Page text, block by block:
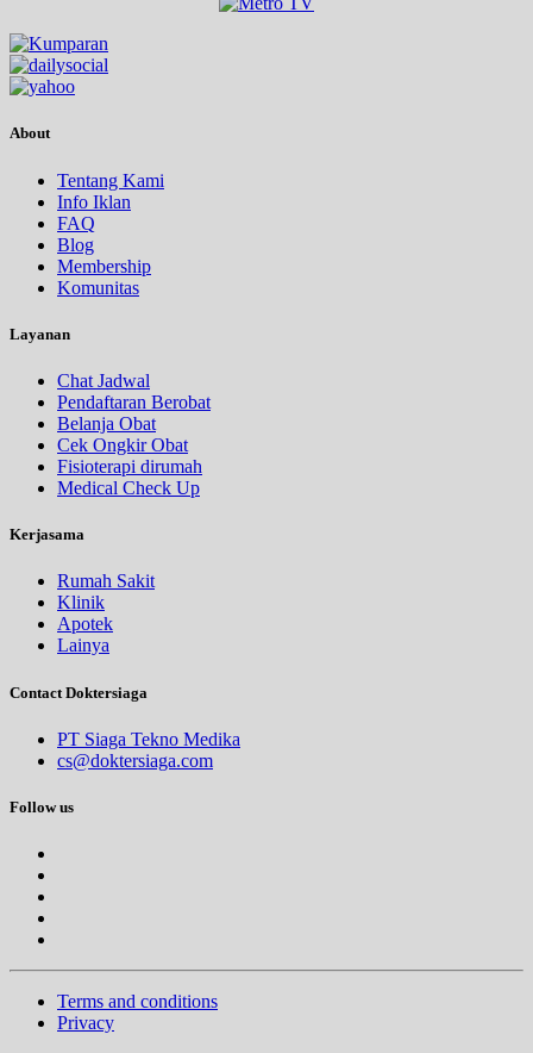
About
Tentang Kami
Info Iklan
FAQ
Blog
Membership
Komunitas
Layanan
Chat Jadwal
Pendaftaran Berobat
Belanja Obat
Cek Ongkir Obat
Fisioterapi dirumah
Medical Check Up
Kerjasama
Rumah Sakit
Klinik
Apotek
Lainya
Contact Doktersiaga
PT Siaga Tekno Medika
cs@doktersiaga.com
Follow us
Terms and conditions
Privacy